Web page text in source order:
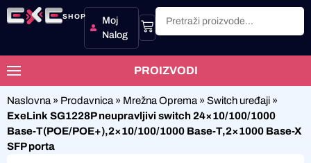
SHOP
Moj
Nalog
PROIZVODI
Naslovna » Prodavnica » Mrežna Oprema » Switch uređaji »
ExeLink SG1228P neupravljivi switch 24×10/100/1000
Base-T(POE/POE+),2×10/100/1000 Base-T,2×1000 Base-X
SFP porta